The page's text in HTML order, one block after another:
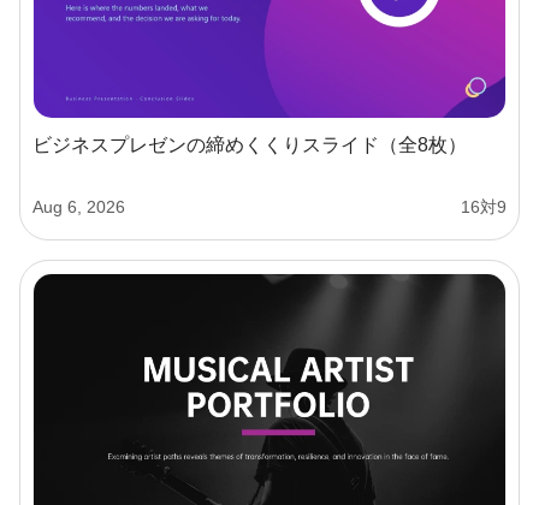
ビジネスプレゼンの締めくくりスライド（全8枚）
Aug 6, 2026 16対9